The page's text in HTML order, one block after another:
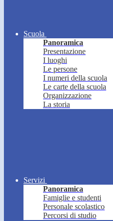
Scuola
Panoramica
Presentazione
I luoghi
Le persone
I numeri della scuola
Le carte della scuola
Organizzazione
La storia
Servizi
Panoramica
Famiglie e studenti
Personale scolastico
Percorsi di studio